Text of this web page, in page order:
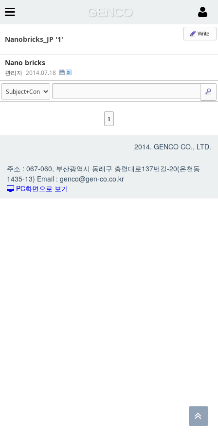
GENCO
Nanobricks_JP '1'
Write
Nano bricks
관리자 2014.07.18
1
2014. GENCO CO., LTD.
주소 : 067-060, 부산광역시 동래구 충렬대로137번길-20(온천동
1435-13) Email : genco@gen-co.co.kr
PC화면으로 보기